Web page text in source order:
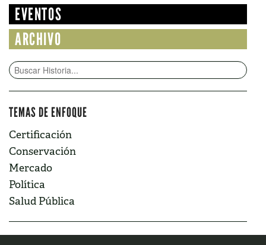
EVENTOS
ARCHIVO
TEMAS DE ENFOQUE
Certificación
Conservación
Mercado
Política
Salud Pública